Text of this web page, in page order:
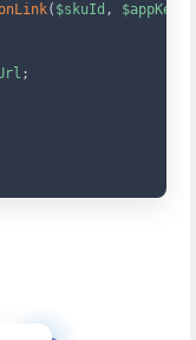
( $skuId , $appKey
;